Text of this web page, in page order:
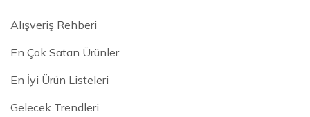
Alışveriş Rehberi
En Çok Satan Ürünler
En İyi Ürün Listeleri
Gelecek Trendleri